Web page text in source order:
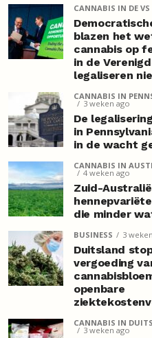
CANNABIS IN DE VS
blazen het
cannabis op
in de
legaliseren
CANNABIS IN
3 weken ago
De
in
in de wacht
CANNABIS IN
4 weken ago
Zuid-
die minder
BUSINESS 3
Duitsland
vergoeding
openbare
CANNABIS IN
3 weken ago